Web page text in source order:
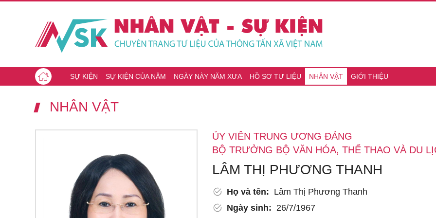
SỰ KIỆN SỰ KIỆN CỦA NĂM NGÀY NÀY NĂM XƯA HỒ SƠ TƯ LIỆU NHÂN VẬT GIỚI THIỆU
NHÂN VẬT
ỦY VIÊN TRUNG ƯƠNG ĐẢNG
BỘ TRƯỞNG BỘ VĂN HÓA, THỂ THAO VÀ DU
LÂM THỊ PHƯƠNG THANH
Họ và tên: Lâm Thị Phương Thanh
Ngày sinh: 26/7/1967